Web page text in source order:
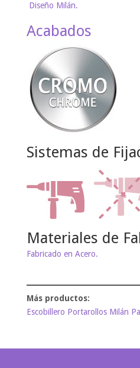
Diseño Milán.
Acabados
Sistemas de
Materiales de
Fabricado en Acero.
Escobillero Portarollos Milán